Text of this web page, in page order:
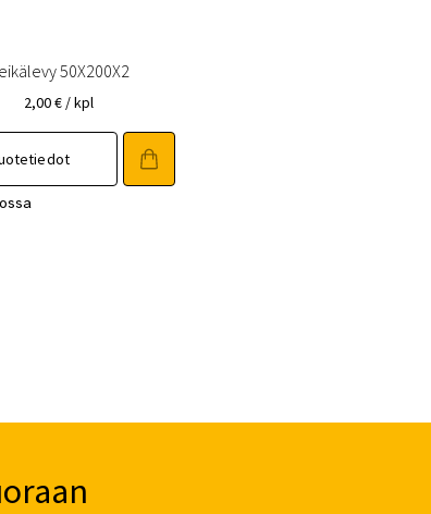
50X200X2
2,00€ / kpl